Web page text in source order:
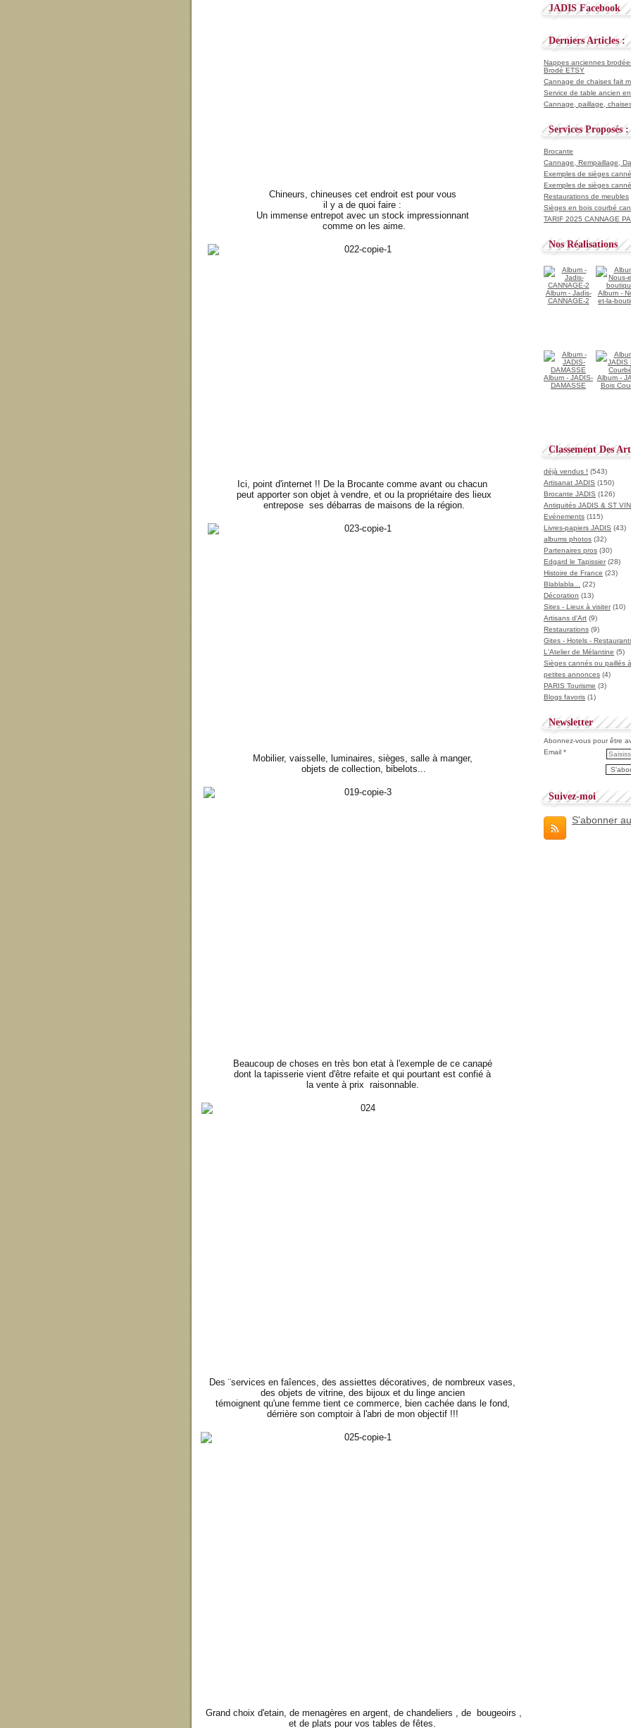
Chineurs, chineuses cet endroit est pour vous
il y a de quoi faire :
Un immense entrepot avec un stock impressionnant
comme on les aime.
Ici, point d'internet !! De la Brocante comme avant ou chacun
peut apporter son objet à vendre, et ou la propriétaire des lieux
entrepose ses débarras de maisons de la région.
Mobilier, vaisselle, luminaires, sièges, salle à manger,
objets de collection, bibelots...
Beaucoup de choses en très bon etat à l'exemple de ce canapé
dont la tapisserie vient d'être refaite et qui pourtant est confié à
la vente à prix raisonnable.
Des ¨services en faîences, des assiettes décoratives, de nombreux vases,
des objets de vitrine, des bijoux et du linge ancien
témoignent qu'une femme tient ce commerce, bien cachée dans le fond,
dérrière son comptoir à l'abri de mon objectif !!!
Grand choix d'etain, de menagères en argent, de chandeliers ,
de bougeoirs ,
et de plats pour vos tables de fêtes.
JADIS Facebook
Derniers Articles :
Nappes anciennes
Brodé ETSY
Cannage de chaises fait
Service de table ancien
Cannage, paillage,
Services Proposés :
Brocante
Cannage, Rempaillage,
Exemples de sièges
Exemples de sièges
Restaurations de meubles
Sièges en bois courbé
TARIF 2025 CANNAGE
Nos Réalisations
Album - Jadis-
CANNAGE-2
Album -
et-la-
Album - JADIS-
DAMASSE
Album -
Bois
Classement Des
déjà vendus ! (543)
Artisanat JADIS (150)
Brocante JADIS (126)
Antiquités JADIS & ST
Evénements (115)
Livres-papiers JADIS (43)
albums photos (32)
Partenaires pros (30)
Edgard le Tapissier(28)
Histoire de France (23)
Blablabla...
(22)
Décoration (13)
Sites - Lieux à visiter(10)
Artisans d'Art (9)
Restaurations (9)
Gites - Hotels -
L'Atelier de Mélantine (5)
Sièges cannés ou paillés
petites annonces (4)
PARIS Tourisme (3)
Blogs favoris (1)
Newsletter
Abonnez-vous pour être
Email
Suivez-moi
S'abonner